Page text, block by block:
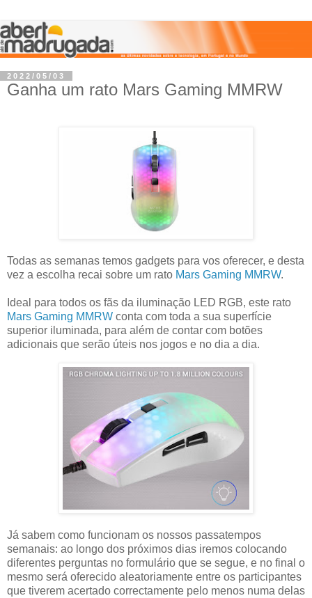
2022/05/03
Ganha um rato Mars Gaming MMRW
Todas as semanas temos gadgets para vos oferecer, e desta
vez a escolha recai sobre um rato Mars Gaming MMRW.
Ideal para todos os fãs da iluminação LED RGB, este rato
Mars Gaming MMRW conta com toda a sua superfície
superior iluminada, para além de contar com botões
adicionais que serão úteis nos jogos e no dia a dia.
Já sabem como funcionam os nossos passatempos
semanais: ao longo dos próximos dias iremos colocando
diferentes perguntas no formulário que se segue, e no final o
mesmo será oferecido aleatoriamente entre os participantes
que tiverem acertado correctamente pelo menos numa delas